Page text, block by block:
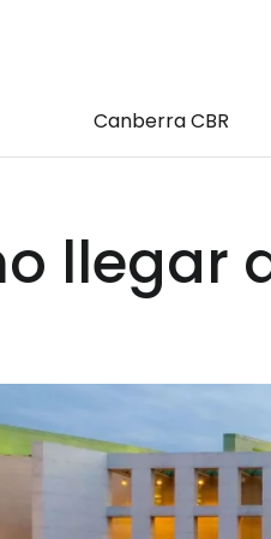
Canberra CBR
llegar